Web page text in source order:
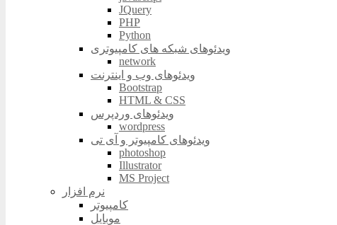
JQuery
PHP
Python
ویدئوهای شبکه های کامپیوتری
network
ویدئوهای وب و اینترنت
Bootstrap
HTML & CSS
ویدئوهای وردپرس
wordpress
ویدئوهای کامپیوتر و آی تی
photoshop
Illustrator
MS Project
نرم افزار
کامپیوتر
موبایل